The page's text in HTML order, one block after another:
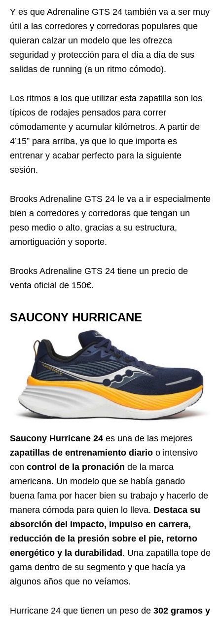
Y es que Adrenaline GTS 24 también va a ser muy
útil a las corredores y corredoras populares que
quieran calzar un modelo que les ofrezca
seguridad y protección para el día a día de sus
salidas de running (a un ritmo cómodo).
Los ritmos a los que utilizar esta zapatilla son los
típicos de rodajes pensados para correr
cómodamente y acumular kilómetros. A partir de
4’15” para arriba, ya que lo que importa es
entrenar y acabar perfecto para la siguiente
sesión.
Brooks Adrenaline GTS 24 le va a ir especialmente
bien a corredores y corredoras que tengan un
peso medio o alto, gracias a su estructura,
amortiguación y soporte.
Brooks Adrenaline GTS 24 tiene un precio de
venta oficial de 150€.
SAUCONY HURRICANE
Saucony Hurricane 24 es una de las mejores
zapatillas de entrenamiento diario o intensivo
con control de la pronación de la marca
americana. Un modelo que se había ganado
buena fama por hacer bien su trabajo y hacerlo de
manera cómoda para quien lo lleva. Destaca su
absorción del impacto, impulso en carrera,
reducción de la presión sobre el pie, retorno
energético y la durabilidad. Una zapatilla tope de
gama dentro de su segmento y que hacía ya
algunos años que no veíamos.
Hurricane 24 que tienen un peso de 302 gramos y